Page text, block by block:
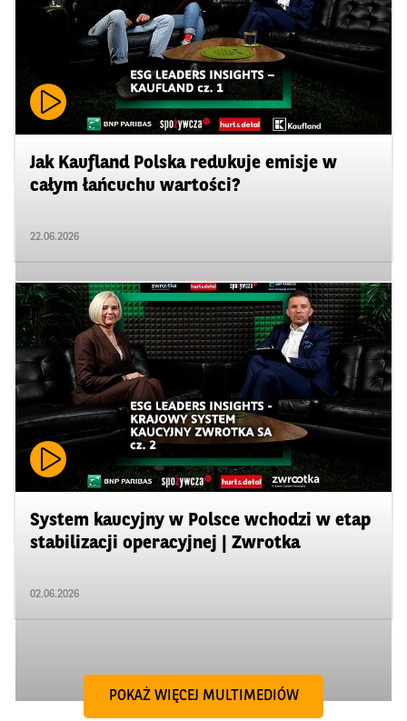
Jak Kaufland Polska redukuje emisje w
całym łańcuchu wartości?
22.06.2026
System kaucyjny w Polsce wchodzi w etap
stabilizacji operacyjnej | Zwrotka
02.06.2026
POKAŻ WIĘCEJ MULTIMEDIÓW